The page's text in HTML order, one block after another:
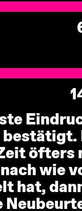
bestätigt.
öfters
wie
hat,